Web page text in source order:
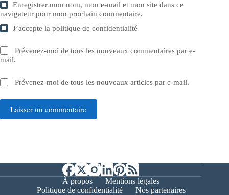
Enregistrer mon nom, mon e-mail et mon site dans ce
navigateur pour mon prochain commentaire.
J’accepte lapolitique de confidentialité
Prévenez-moi de tous les nouveaux commentaires par e-
mail.
Prévenez-moi de tous les nouveaux articles par e-mail.
Laisser un commentaire
À propos
Mentions légales
Politique de confidentialité
Nos partenaires